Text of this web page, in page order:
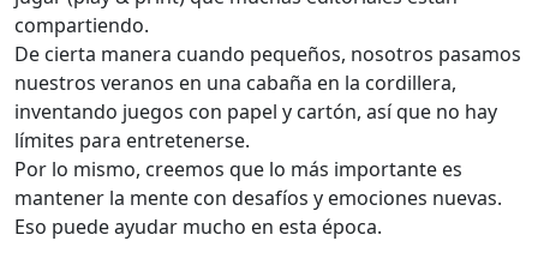
compartiendo.
De cierta manera cuando pequeños, nosotros pasamos
nuestros veranos en una cabaña en la cordillera,
inventando juegos con papel y cartón, así que no hay
límites para entretenerse.
Por lo mismo, creemos que lo más importante es
mantener la mente con desafíos y emociones nuevas.
Eso puede ayudar mucho en esta época.